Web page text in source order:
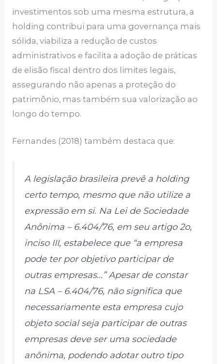
investimentos sob uma mesma estrutura, a
holding contribui para uma governança mais
sólida, viabiliza a redução de custos
administrativos e facilita a adoção de práticas
de elisão fiscal dentro dos limites legais,
assegurando não apenas a proteção do
patrimônio, mas também sua valorização ao
longo do tempo.
Fernandes (2018) também destaca que:
A legislação brasileira prevê a holding
certo tempo, mesmo que não utilize a
expressão em si. Na Lei de Sociedade
Anônima – 6.404/76, em seu artigo 2o,
inciso III, estabelece que “a empresa
pode ter por objetivo participar de
outras empresas…” Apesar de constar
na LSA – 6.404/76, não significa que
necessariamente esta empresa cujo
objeto social seja participar de outras
empresas deve ser uma sociedade
anônima, podendo adotar outro tipo